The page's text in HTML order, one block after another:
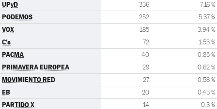
UPyD 336 7.16 %
PODEMOS 252 5.37 %
VOX 185 3.94 %
C's 72 1.53 %
PACMA 40 0.85 %
PRIMAVERA EUROPEA 29 0.62 %
MOVIMIENTO RED 27 0.58 %
EB 20 0.43 %
PARTIDO X 14 0.3 %